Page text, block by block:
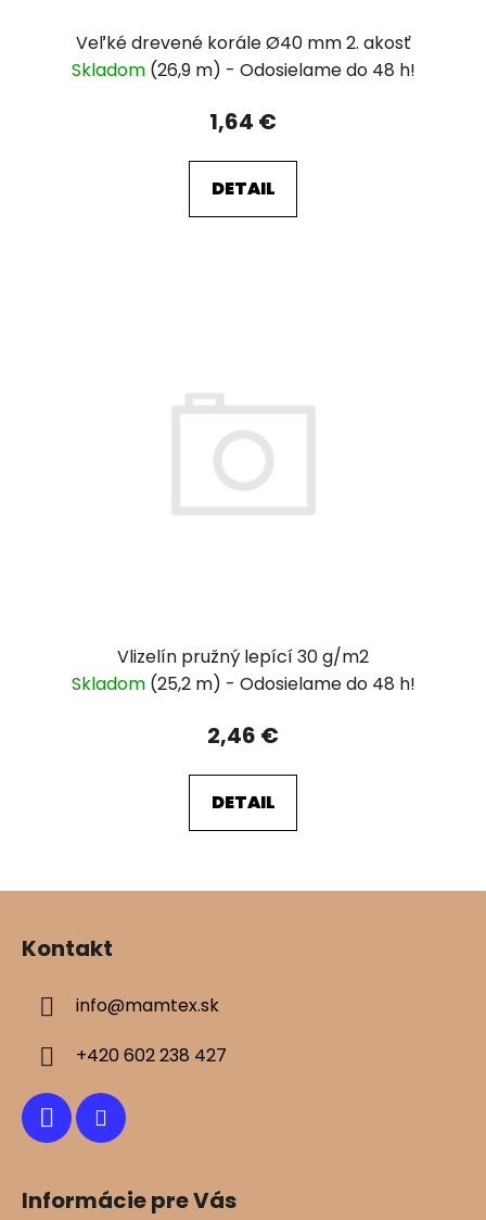
Veľké drevené korále Ø40 mm 2. akosť
Skladom (26,9 m)
1,64 €
DETAIL
Vlizelín pružný lepící 30 g/m2
Skladom (25,2 m)
2,46 €
DETAIL
Z
Kontakt
info@mamtex.sk
+420 602 238 427
Informácie pre Vás